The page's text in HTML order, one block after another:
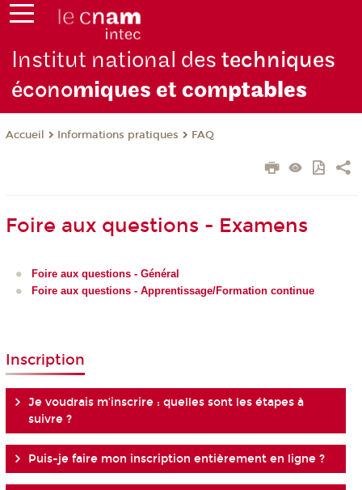
Institut national destechniques
économiques et comptables
Accueil Informations pratiques FAQ
Foire aux questions - Examens
Foire aux questions - Général
Foire aux questions - Apprentissage/Formation continue
Inscription
Je voudrais m’inscrire : quelles sont les étapes à
suivre ?
Puis-je faire mon inscription entièrement en ligne ?